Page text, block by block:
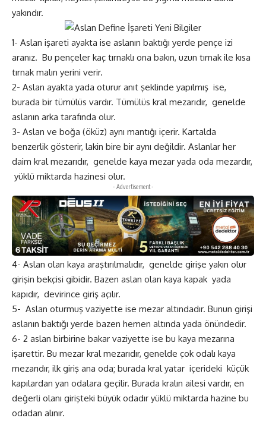
yakındır.
1- Aslan işareti ayakta ise aslanın baktığı yerde pençe izi
aranız. Bu pençeler kaç tırnaklı ona bakın, uzun tırnak ile kısa
tırnak malın yerini verir.
2- Aslan ayakta yada oturur anıt şeklinde yapılmış ise,
burada bir tümülüs vardır. Tümülüs kral mezarıdır, genelde
aslanın arka tarafında olur.
3- Aslan ve boğa (öküz) aynı mantığı içerir. Kartalda
benzerlik gösterir, lakin bire bir aynı değildir. Aslanlar her
daim kral mezarıdır, genelde kaya mezar yada oda mezardır,
yüklü miktarda hazinesi olur.
- Advertisement -
4- Aslan olan kaya araştırılmalıdır, genelde girişe yakın olur
girişin bekçisi gibidir. Bazen aslan olan kaya kapak yada
kapıdır, devirince giriş açılır.
5- Aslan oturmuş vaziyette ise mezar altındadır. Bunun girişi
aslanın baktığı yerde bazen hemen altında yada önündedir.
6- 2 aslan birbirine bakar vaziyette ise bu kaya mezarına
işarettir. Bu mezar kral mezarıdır, genelde çok odalı kaya
mezarıdır, ilk giriş ana oda; burada kral yatar içerideki küçük
kapılardan yan odalara geçilir. Burada kralın ailesi vardır, en
değerli olanı girişteki büyük odadır yüklü miktarda hazine bu
odadan alınır.